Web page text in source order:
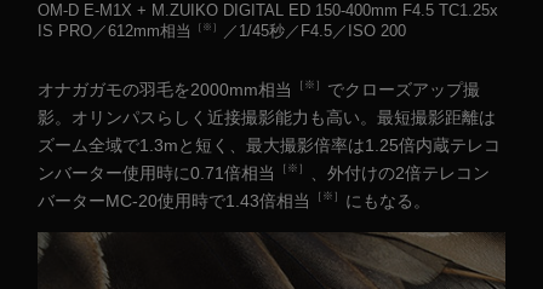
OM-D E-M1X + M.ZUIKO DIGITAL ED 150-400mm F4.5 TC1.25x
IS PRO／612mm相当
［※］ ／1/45秒／F4.5／ISO 200
オナガガモの羽毛を2000mm相当 ［※］
でクローズアップ撮
影。オリンパスらしく近接撮影能力も高い。最短撮影距離は
ズーム全域で1.3mと短く、最大撮影倍率は1.25倍内蔵テレコ
ンバーター使用時に0.71倍相当
［※］
、外付けの2倍テレコン
バーターMC-20使用時で1.43倍相当
［※］ にもなる。